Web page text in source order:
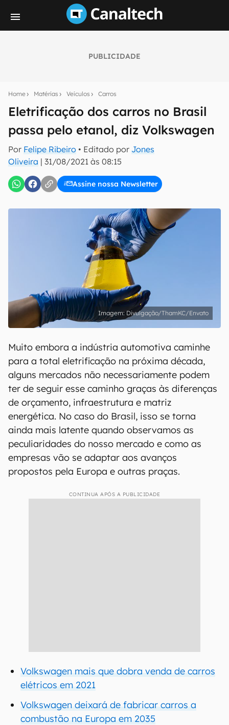
PUBLICIDADE
Home Matérias Veículos Carros
Eletrificação dos carros no Brasil
passa pelo etanol, diz Volkswagen
Por Felipe Ribeiro • Editado por Jones
Oliveira | 31/08/2021 às 08:15
Assine nossa Newsletter
notícias e reviews sobre tecnologia em primeira
mão.
E-mail
Uso e Política de Privacidade do Canaltech.
Divulgação/ThamKC/Envato
Muito embora a indústria automotiva caminhe
para a total eletrificação na próxima década,
alguns mercados não necessariamente podem
ter de seguir esse caminho graças às diferenças
de orçamento, infraestrutura e matriz
energética. No caso do Brasil, isso se torna
ainda mais latente quando observamos as
peculiaridades do nosso mercado e como as
empresas vão se adaptar aos avanços
propostos pela Europa e outras praças.
CONTINUA APÓS A PUBLICIDADE
Volkswagen mais que dobra venda de carros
elétricos em 2021
Volkswagen deixará de fabricar carros a
combustão na Europa em 2035